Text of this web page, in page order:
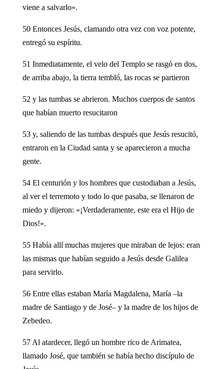
viene a salvarlo».
50 Entonces Jesús, clamando otra vez con voz potente,
entregó su espíritu.
51 Inmediatamente, el velo del Templo se rasgó en dos,
de arriba abajo, la tierra tembló, las rocas se partieron
52 y las tumbas se abrieron. Muchos cuerpos de santos
que habían muerto resucitaron
53 y, saliendo de las tumbas después que Jesús resucitó,
entraron en la Ciudad santa y se aparecieron a mucha
gente.
54 El centurión y los hombres que custodiaban a Jesús,
al ver el terremoto y todo lo que pasaba, se llenaron de
miedo y dijeron: «¡Verdaderamente, este era el Hijo de
Dios!».
55 Había allí muchas mujeres que miraban de lejos: eran
las mismas que habían seguido a Jesús desde Galilea
para servirlo.
56 Entre ellas estaban María Magdalena, María –la
madre de Santiago y de José– y la madre de los hijos de
Zebedeo.
57 Al atardecer, llegó un hombre rico de Arimatea,
llamado José, que también se había hecho discípulo de